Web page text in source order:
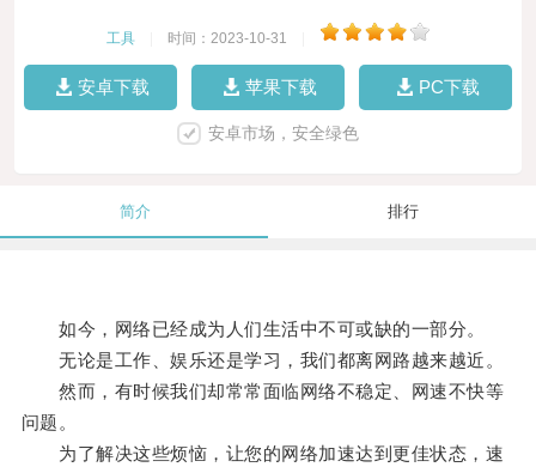
工具 时间：2023-10-31
安卓下载 苹果下载 PC下载
安卓市场，安全绿色
简介 排行
如今，网络已经成为人们生活中不可或缺的一部分。
无论是工作、娱乐还是学习，我们都离网路越来越近。
然而，有时候我们却常常面临网络不稳定、网速不快等
问题。
为了解决这些烦恼，让您的网络加速达到更佳状态，速